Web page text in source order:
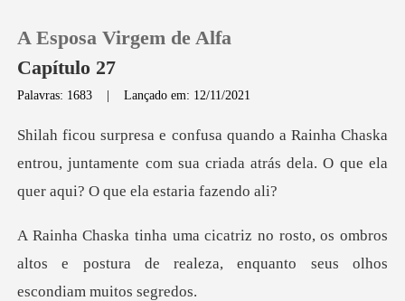
0
Loja
Histórico
Sair
A Esposa Virgem de Alfa
Capítulo 27
Palavras: 1683 |Lançado em: 12/11/2021
ska
entrou, juntamente com sua criada atrás dela. O
, os ombros
altos e postura de realeza, enq